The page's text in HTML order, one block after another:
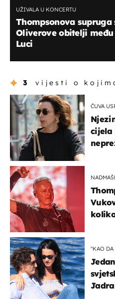
UŽIVALA U KONCERTU
Thompsonova
Oliverove obitelji
Luci
3 vijesti o
ČUVA
cijela
"KAO